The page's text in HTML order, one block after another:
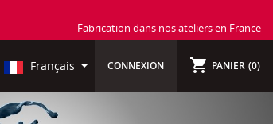
Fabrication dans nos ateliers en France
Français CONNEXION shopping_cart PANIER (0)